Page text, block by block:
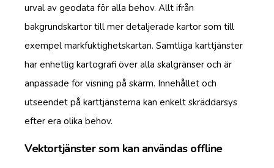
urval av geodata för alla behov. Allt ifrån
bakgrundskartor till mer detaljerade kartor som till
exempel markfuktighetskartan. Samtliga karttjänster
har enhetlig kartografi över alla skalgränser och är
anpassade för visning på skärm. Innehållet och
utseendet på karttjänsterna kan enkelt skräddarsys
efter era olika behov.
Vektortjänster som kan användas offline